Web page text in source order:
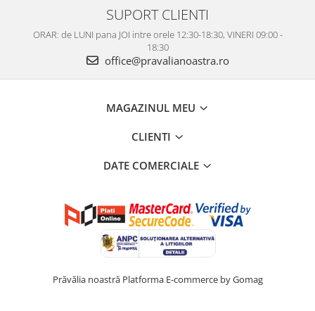
SUPORT CLIENTI
ORAR: de LUNI pana JOI intre orele 12:30-18:30, VINERI 09:00 -
18:30
office@pravalianoastra.ro
MAGAZINUL MEU
CLIENTI
DATE COMERCIALE
Prăvălia noastră Platforma E-commerce by Gomag